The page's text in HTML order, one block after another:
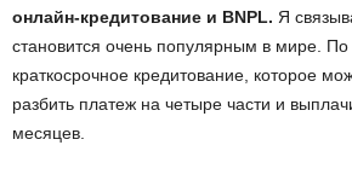
онлайн-кредитование и BNPL. Я
становится очень популярным в мире.
краткосрочное кредитование, которое
разбить платеж на четыре части и
месяцев.